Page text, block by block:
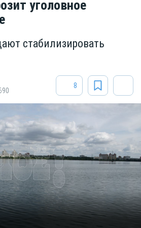
уголовное
стабилизировать
8